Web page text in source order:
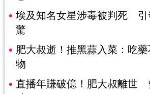
埃及知名女星涉毒被判死 引
驚
肥大叔逝！推黑蒜入菜：吃
物
直播年賺破億！肥大叔離世